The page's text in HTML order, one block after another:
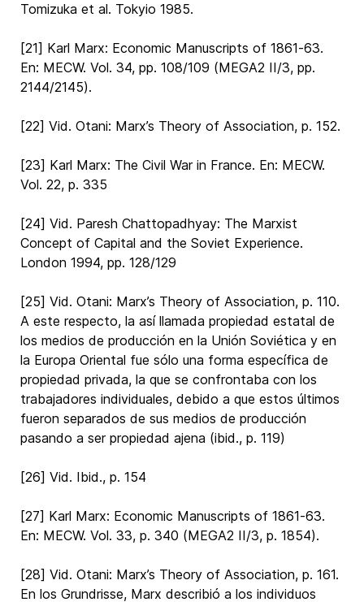
Tomizuka et al. Tokyio 1985.
[21] Karl Marx: Economic Manuscripts of 1861-63.
En: MECW. Vol. 34, pp. 108/109 (MEGA2 II/3, pp.
2144/2145).
[22] Vid. Otani: Marx’s Theory of Association, p. 152.
[23] Karl Marx: The Civil War in France. En: MECW.
Vol. 22, p. 335
[24] Vid. Paresh Chattopadhyay: The Marxist
Concept of Capital and the Soviet Experience.
London 1994, pp. 128/129
[25] Vid. Otani: Marx’s Theory of Association, p. 110.
A este respecto, la así llamada propiedad estatal de
los medios de producción en la Unión Soviética y en
la Europa Oriental fue sólo una forma específica de
propiedad privada, la que se confrontaba con los
trabajadores individuales, debido a que estos últimos
fueron separados de sus medios de producción
pasando a ser propiedad ajena (ibid., p. 119)
[26] Vid. Ibid., p. 154
[27] Karl Marx: Economic Manuscripts of 1861-63.
En: MECW. Vol. 33, p. 340 (MEGA2 II/3, p. 1854).
[28] Vid. Otani: Marx’s Theory of Association, p. 161.
En los Grundrisse, Marx describió a los individuos